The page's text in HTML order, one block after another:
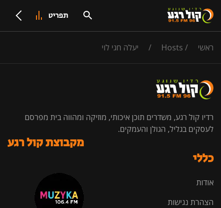
תפריט
ראשי /
Hosts
/ יעלה חגי לוי
רדיו קול רגע, משדרים תוכן איכותי, מוזיקה ומהווה בית מפרסם
לעסקים בגליל, הגולן והעמקים.
כללי
אודות
הצהרת נגישות
מקבוצת קול רגע